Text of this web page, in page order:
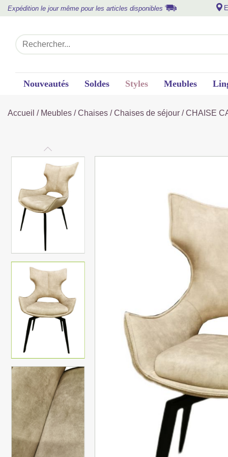
Expédition le jour même pour les articles disponibles
Nouveautés Soldes Styles Meubles
Accueil / Meubles /Chaises /Chaises de séjour / CHAISE